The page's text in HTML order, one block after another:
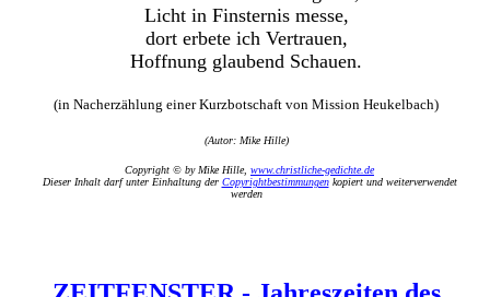
Licht in Finsternis messe,
dort erbete ich Vertrauen,
Hoffnung glaubend Schauen.
(in Nacherzählung einer Kurzbotschaft von Mission Heukelbach)
(Autor: Mike Hille)
Copyright © by Mike Hille, www.christliche-gedichte.de
Dieser Inhalt darf unter Einhaltung der Copyrightbestimmungenkopiert und weiterverwendet
werden